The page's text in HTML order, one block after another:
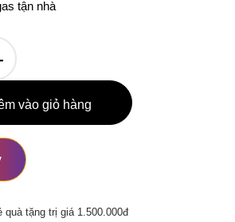
tận nhà
vào giỏ hàng
quà tặng trị giá 1.500.000đ